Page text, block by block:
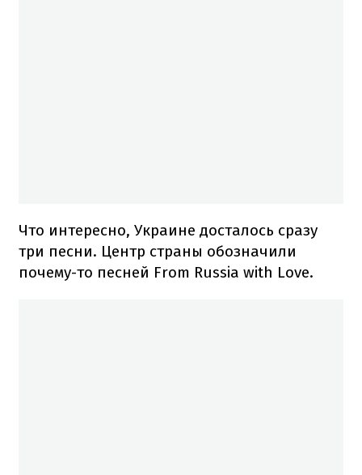
Что интересно, Украине досталось сразу
три песни. Центр страны обозначили
почему-то песней From Russia with Love.